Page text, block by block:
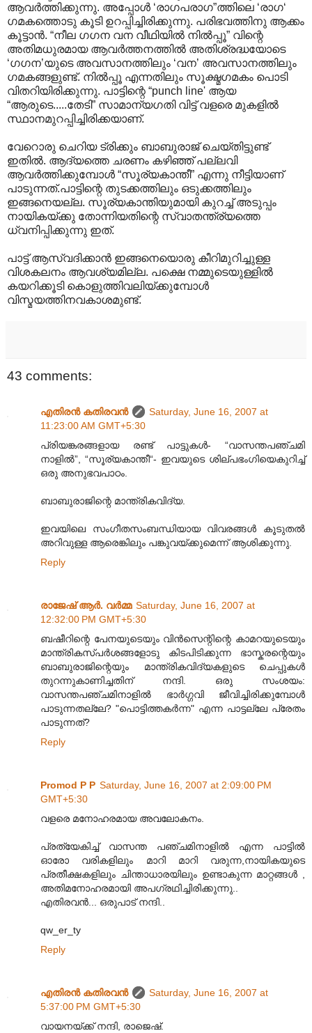
ആവര്‍ത്തിക്കുന്നു. അപ്പോള്‍ ‘രാഗപരാഗ”ത്തിലെ ‘രാഗ‍‘
ഗമകത്തൊടു കൂടി ഉറപ്പിച്ചിരിക്കുന്നു. പരിഭവത്തിനു ആക്കം
കൂട്ടാന്‍. “നീല ഗഗന വന വീഥിയില്‍‍ നില്‍പ്പൂ” വിന്റെ
അതിമധുരമായ ആവര്‍ത്തനത്തില്‍‍ അതിശ്രദ്ധയോടെ
‘ഗഗന’യുടെ അവസാനത്തിലും ‘വന’ അവസാനത്തിലും
ഗമകങ്ങളുണ്ട്. നില്‍പ്പൂ എന്നതിലും സൂക്ഷ്മഗമകം പൊടി
വിതറിയിരിക്കുന്നു. പാട്ടിന്റെ “punch line' ആയ
“ആരുടെ.....തേടി” സാമാന്യഗതി വിട്ട് വളരെ മുകളില്‍
സ്ഥാനമുറപ്പിച്ചിരിക്കയാണ്.
വേറൊരു ചെറിയ ട്രിക്കും ബാബുരാജ് ചെയ്തിട്ടുണ്ട്
ഇതില്‍. ആദ്യത്തെ ചരണം കഴിഞ്ഞ് പല്ലവി
ആവര്‍ത്തിക്കുമ്പോള്‍ “സൂര്യകാന്തീ” എന്നു നീട്ടിയാണ്
പാടുന്നത്.പാട്ടിന്റെ തുടക്കത്തിലും ഒടുക്കത്തിലും
ഇങ്ങനെയല്ല. സൂര്യകാന്തിയുമായി കുറച്ച് അടുപ്പം
നായികയ്ക്കു തോന്നിയതിന്റെ സ്വാതന്ത്ര്യത്തെ
ധ്വനിപ്പിക്കുന്നു ഇത്.
പാട്ട് ആസ്വദിക്കാന്‍ ഇങ്ങനെയൊരു കീറിമുറിച്ചുള്ള
വിശകലനം ആവശ്യമില്ല. പക്ഷെ നമ്മുടെയുള്ളില്‍‍
കയറിക്കൂടി കൊളുത്തിവലിയ്ക്കുമ്പോള്‍
വിസ്മയത്തിനവകാശമുണ്ട്.
43 comments:
എതിരന്‍ കതിരവന്‍
Saturday, June 16, 2007 at
11:23:00 AM GMT+5:30
പ്രിയങ്കരങ്ങളായ രണ്ട് പാട്ടുകള്‍- “വാസന്തപഞ്ചമി
നാളില്‍”, “സൂര്യകാന്തീ“- ഇവയുടെ ശില്പഭംഗിയെകുറിച്ച്
ഒരു അനുഭവപാഠം.
ബാബുരാജിന്റെ മാന്ത്രികവിദ്യ.
ഇവയിലെ സംഗീതസംബന്ധിയായ വിവരങ്ങള്‍ കൂടുതല്‍
അറിവുള്ള ആരെങ്കിലും പങ്കുവയ്ക്കുമെന്ന് ആശിക്കുന്നു.
Reply
രാജേഷ് ആർ. വർമ്മ Saturday, June 16, 2007 at
12:32:00 PM GMT+5:30
ബഷീറിന്റെ പേനയുടെയും വിന്‍സെന്റിന്റെ കാമറയുടെയും
മാന്ത്രികസ്പര്‍ശങ്ങളോടു കിടപിടിക്കുന്ന ഭാസ്കരന്റെയും
ബാബുരാജിന്റെയും മാന്ത്രികവിദ്യകളുടെ ചെപ്പുകള്‍
തുറന്നുകാണിച്ചതിന്‌ നന്ദി. ഒരു സംശയം:
വാസന്തപഞ്ചമിനാളില്‍ ഭാര്‍ഗ്ഗവി ജീവിച്ചിരിക്കുമ്പോള്‍
പാടുന്നതല്ലേ? "പൊട്ടിത്തകര്‍ന്ന" എന്ന പാട്ടല്ലേ പ്രേതം
പാടുന്നത്‌?
Reply
Promod P P Saturday, June 16, 2007 at 2:09:00 PM
GMT+5:30
വളരെ മനോഹരമായ അവലോകനം.
പ്രത്യേകിച്ച് വാസന്ത പഞ്ചമിനാളില്‍ എന്ന പാട്ടില്‍
ഓരോ വരികളിലും മാറി മാറി വരുന്ന,നായികയുടെ
പ്രതീക്ഷകളിലും ചിന്താധാരയിലും ഉണ്ടാകുന്ന മാറ്റങ്ങള്‍ ,
അതിമനോഹരമായി അപഗ്രഥിച്ചിരിക്കുന്നു..
എതിരവന്‍... ഒരുപാട് നന്ദി..
qw_er_ty
Reply
എതിരന്‍ കതിരവന്‍
Saturday, June 16, 2007 at
5:37:00 PM GMT+5:30
വായനയ്ക്ക് നന്ദി, രാ‍ജെഷ്.